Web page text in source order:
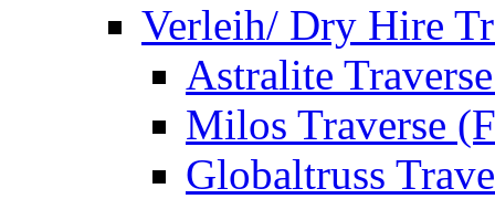
Verleih/ Dry Hire
Astralite
Milos Traverse
Globaltruss